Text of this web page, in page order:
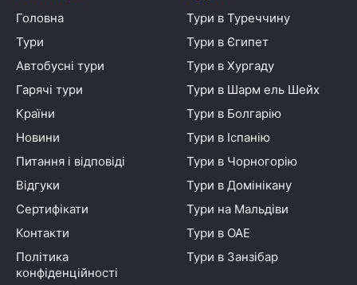
Головна
Тури
Автобусні тури
Гарячі тури
Країни
Новини
Питання і відповіді
Відгуки
Сертифікати
Контакти
Політика
конфіденційності
Тури в Туреччину
Тури в Єгипет
Тури в Хургаду
Тури в Шарм ель Шейх
Тури в Болгарію
Тури в Іспанію
Тури в Чорногорію
Тури в Домінікану
Тури на Мальдіви
Тури в ОАЕ
Тури в Занзібар